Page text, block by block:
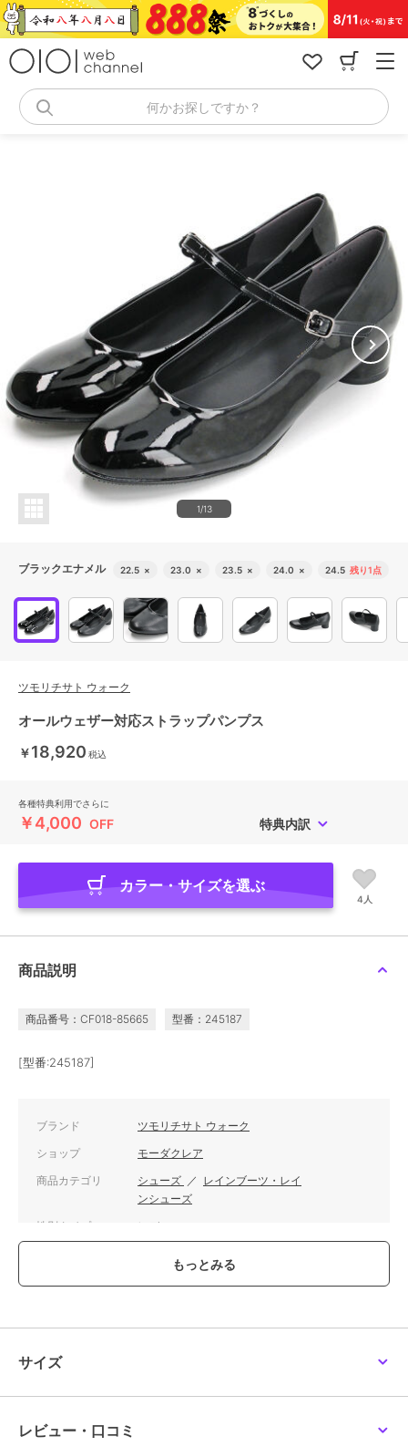
コ
ン
何かお探しですか？
1/13
ブラックエナメル 22.5 × 23.0 × 23.5 × 24.0 × 24.5 残り1点
ツモリチサト ウォーク
オールウェザー対応ストラップパンプス
￥18,920 税込
各種特典利用でさらに
￥4,000 OFF 特典内訳
カラー・サイズを選ぶ
4人
商品説明
商品番号：CF018-85665 型番：245187
[型番:245187]
ブランド ツモリチサト ウォーク
ショップ モーダクレア
商品カテゴリ シューズ ／ レインブーツ・レイ
ンシューズ
性別タイプ
レディース
シューズ ／レインブーツ・レイ
ンシューズ
カラー ブラックエナメル、ブラック
お手入れ －
原産国
サイズ
レビュー・口コミ